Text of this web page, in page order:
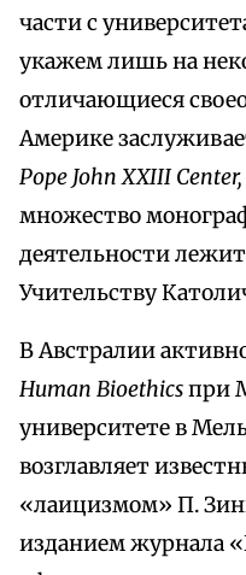
части с
укажем лишь на
отличающиеся
Америке
Pope John XXIII Center,
множество
деятельности
Учительству
В Австралии
Human Bioethicsпри
университете в
возглавляет
«лаицизмом» П.
изданием журнала